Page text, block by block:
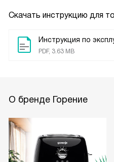
Скачать инструкцию для
Инструкция по
PDF, 3.63 MB
О бренде Горение